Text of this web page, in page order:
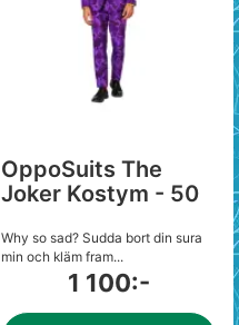
OppoSuits The
Joker Kostym - 50
Why so sad? Sudda bort din sura
min och kläm fram...
1 100:-